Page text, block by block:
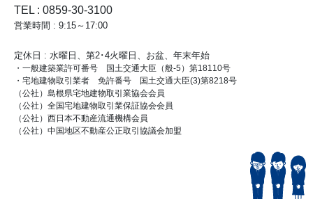
TEL : 0859-30-3100
営業時間 : 9:15～17:00
定休日 : 水曜日、第2･4火曜日、お盆、年末年始
・一般建築業許可番号 国土交通大臣（般-5）第18110号
・宅地建物取引業者 免許番号 国土交通大臣(3)第8218号
（公社）島根県宅地建物取引業協会会員
（公社）全国宅地建物取引業保証協会会員
（公社）西日本不動産流通機構会員
（公社）中国地区不動産公正取引協議会加盟